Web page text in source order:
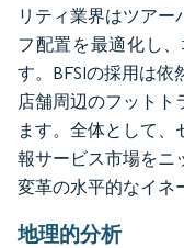
リティ業界はツアー
フ配置を最適化し
す。BFSIの採用は依
店舗周辺のフットト
ます。全体として
報サービス市場をニ
変革の水平的なイネ
地理的分析